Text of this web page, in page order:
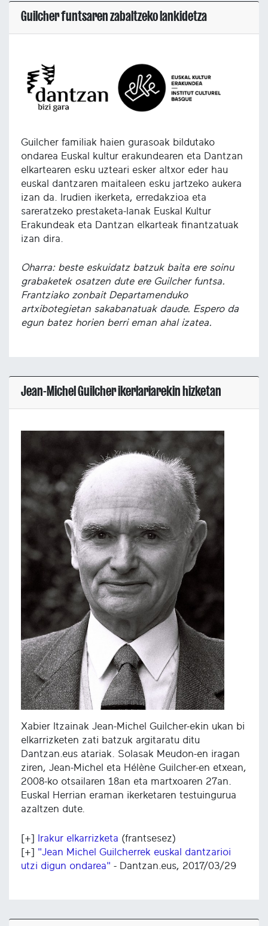
Guilcher funtsaren zabaltzeko lankidetza
Guilcher familiak haien gurasoak bildutako
ondarea Euskal kultur erakundearen eta Dantzan
elkartearen esku uzteari esker altxor eder hau
euskal dantzaren maitaleen esku jartzeko aukera
izan da. Irudien ikerketa, erredakzioa eta
sareratzeko prestaketa-lanak Euskal Kultur
Erakundeak eta Dantzan elkarteak finantzatuak
izan dira.
Oharra: beste eskuidatz batzuk baita ere soinu
grabaketek osatzen dute ere Guilcher funtsa.
Frantziako zonbait Departamenduko
artxibotegietan sakabanatuak daude. Espero da
egun batez horien berri eman ahal izatea.
Jean-Michel Guilcher ikerlariarekin hizketan
Xabier Itzainak Jean-Michel Guilcher-ekin ukan bi
elkarrizketen zati batzuk argitaratu ditu
Dantzan.eus atariak. Solasak Meudon-en iragan
ziren, Jean-Michel eta Hélène Guilcher-en etxean,
2008-ko otsailaren 18an eta martxoaren 27an.
Euskal Herrian eraman ikerketaren testuingurua
azaltzen dute.
[+] Irakur elkarrizketa (frantsesez)
[+] "Jean Michel Guilcherrek euskal dantzarioi
utzi digun ondarea" - Dantzan.eus, 2017/03/29